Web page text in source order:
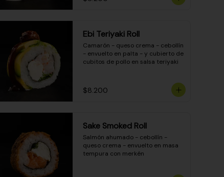
Ebi Teriyaki Roll
Camarón - queso crema - cebollín
- envuelto en palta - y cubierto de
cubitos de pollo en salsa teriyaki
$8.200
Sake Smoked Roll
Salmón ahumado - cebollín -
queso crema - envuelto en masa
tempura con merkén